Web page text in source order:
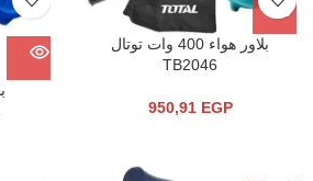
بلاور هواء 400 وات توتال
TB2046
950,91 EGP